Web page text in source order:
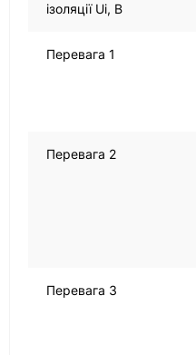
ізоляції Ui, В
Перевага 1
Перевага 2
Перевага 3